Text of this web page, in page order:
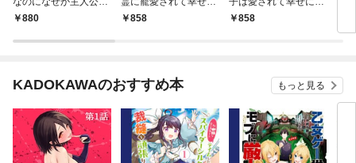
ある義兄に愛されてい
880
なった話
858
りました
858
KADOKAWAのおすすめ本 もっと見る